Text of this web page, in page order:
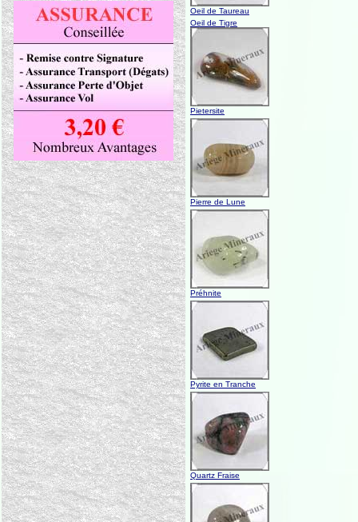
Oeil de Taureau
Oeil de Tigre
Pietersite
Pierre de Lune
Préhnite
Pyrite en Tranche
Quartz Fraise